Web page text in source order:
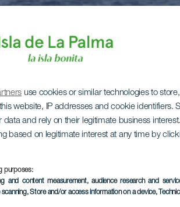
use cookies or similar technologies to
website, IP addresses and cookie identifiers.
and rely on their legitimate business
based on legitimate interest at any time by
purposes:
and content measurement, audience research and
, Store and/or access information on a device,